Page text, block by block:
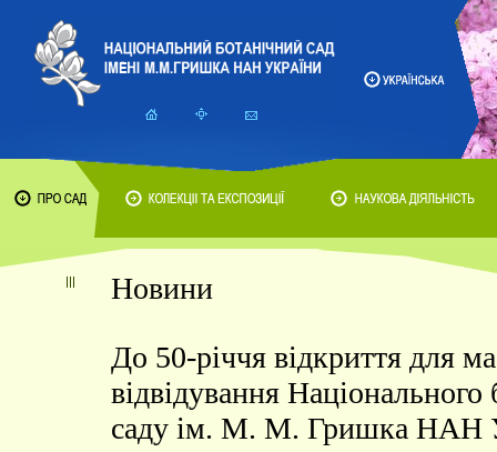
Новини
До 50-річчя відкриття для
відвідування Національного
саду ім. М. М. Гришка НАН